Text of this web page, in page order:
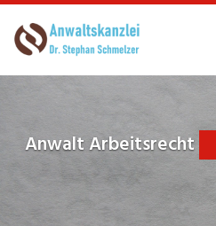
to
Anwalt Arbeitsrecht